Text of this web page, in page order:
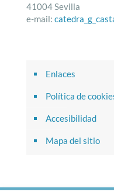
41004 Sevilla
e-mail:
Enlaces
Política de
Accesibilidad
Mapa del sitio